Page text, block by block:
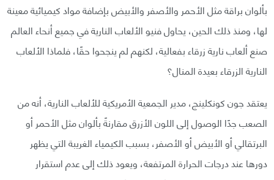
بألوان براقة مثل الأحمر والأصفر والأبيض بإضافة مواد كيميائية معينة
لها، ومنذ ذلك الحين، يحاول فنيو الألعاب النارية في جميع أنحاء العالم
صنع ألعاب نارية زرقاء بفعالية، لكنهم لم ينجحوا حقًا، فلماذا الألعاب
النارية الزرقاء بعيدة المنال؟
يعتقد جون كونكلينج، مدير الجمعية الأمريكية للألعاب النارية، أنه من
الصعب جدًا الوصول إلى اللون الأزرق مقارنةً بألوان مثل الأحمر أو
البرتقالي أو الأبيض أو الأصفر، بسبب الكيمياء الغريبة التي يظهر
دورها عند درجات الحرارة المرتفعة، ويعود ذلك إلى عدم استقرار